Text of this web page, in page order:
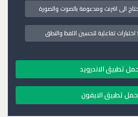
الى انترنت ومدعومة بالصوت والصورة
تطبيق الاندرويد
حمل تطبيق الايفون